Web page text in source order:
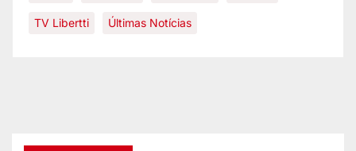
TV Libertti Últimas Notícias